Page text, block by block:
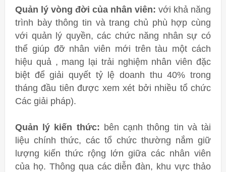
Quản lý vòng đời của nhân viên: với khả năng
trình bày thông tin và trang chủ phù hợp cùng
với quản lý quyền, các chức năng nhân sự có
thể giúp đỡ nhân viên mới trên tàu một cách
hiệu quả , mang lại trải nghiệm nhân viên đặc
biệt để giải quyết tỷ lệ doanh thu 40% trong
tháng đầu tiên được xem xét bởi nhiều tổ chức
Các giải pháp).
Quản lý kiến ​​thức: bên cạnh thông tin và tài
liệu chính thức, các tổ chức thường nắm giữ
lượng kiến ​​thức rộng lớn giữa các nhân viên
của họ. Thông qua các diễn đàn, khu vực thảo